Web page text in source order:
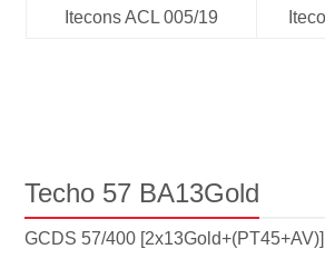
Itecons ACL 005/19
Techo 57 BA13Gold
GCDS 57/400